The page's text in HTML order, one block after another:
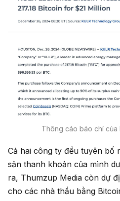
Thông cáo báo chí của
Cả hai công ty đều tuyên bố
sản thanh khoản của mình
ra, Thumzup Media còn dự
cho các nhà thầu bằng